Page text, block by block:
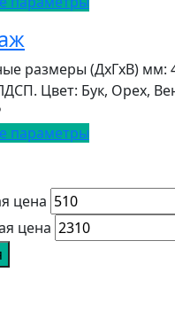
размеры (ДxГxВ) мм:
Цвет: Бук, Орех,
параметры
цена
цена